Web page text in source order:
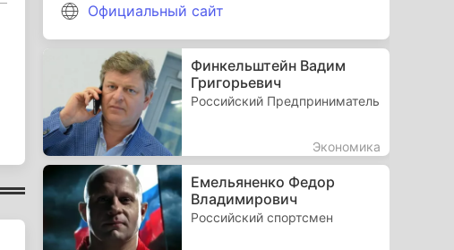
Официальный сайт
Финкельштейн Вадим
Григорьевич
Российский Предприниматель
Экономика
Емельяненко Федор
Владимирович
Российский спортсмен